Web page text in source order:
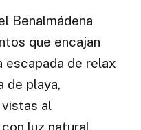
Benalmádena
que encajan
escapada de relax
de playa,
al
luz natural,